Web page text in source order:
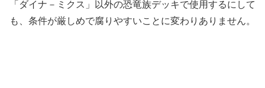
「ダイナ－ミクス」以外の恐竜族デッキで使用するにして
も、条件が厳しめで腐りやすいことに変わりありません。